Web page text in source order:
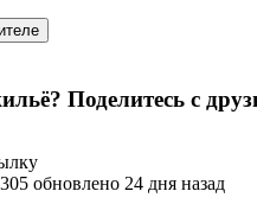
Поделитесь с
обновлено 24 дня назад